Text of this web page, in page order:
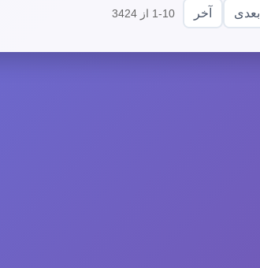
بعدی آخر 1-10 از 3424